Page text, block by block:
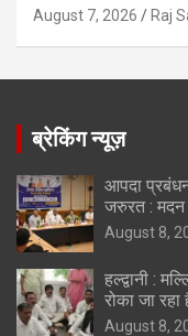
August 7, 2026 Raj
ब्रेकिंग न्यूज़
आपदा
जरुरत :
August 8,
हल्द्वानी :
रोका जा
August 8,